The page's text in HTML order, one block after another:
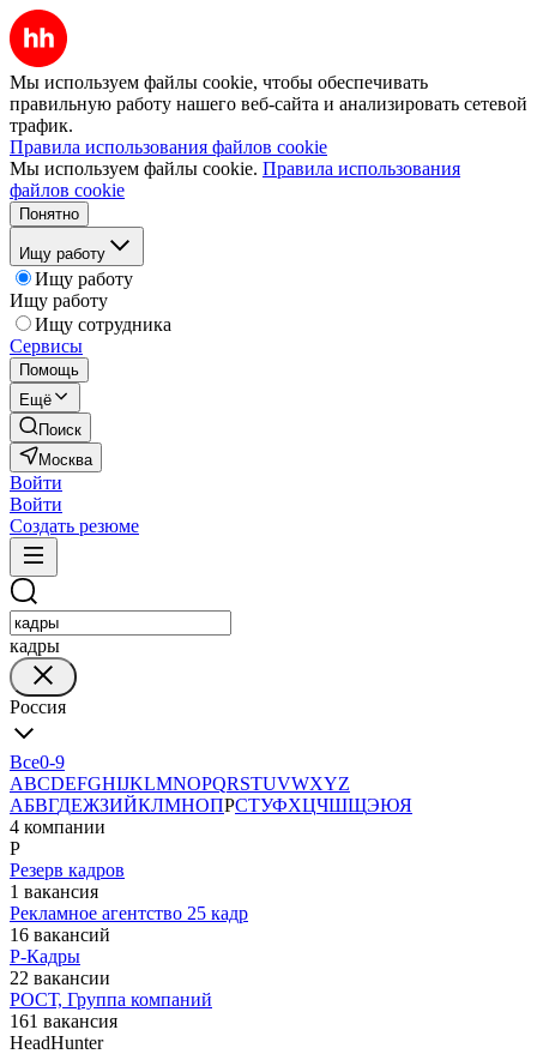
Мы используем файлы cookie, чтобы обеспечивать
правильную работу нашего веб-сайта и анализировать сетевой
трафик.
Правила использования файлов cookie
Мы используем файлы cookie. Правила использования
файлов cookie
Понятно
Ищу работу
Ищу работу
Ищу работу
Ищу сотрудника
Сервисы
Помощь
Ещё
Поиск
Москва
Войти
Войти
Создать резюме
кадры
Россия
Все0-9
ABCDEFGHIJKLMNOPQRSTUVWXYZ
АБВГДЕЖЗИЙКЛМНОПРСТУФХЦЧШЩЭЮЯ
4 компании
Р
Резерв кадров
1 вакансия
Рекламное агентство 25 кадр
16 вакансий
Р-Кадры
22 вакансии
РОСТ, Группа компаний
161 вакансия
HeadHunter